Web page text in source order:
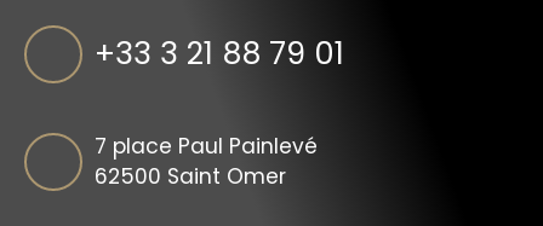
+33 3 21 88 79 01
7 place Paul Painlevé
62500 Saint Omer